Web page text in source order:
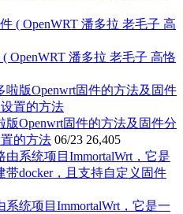
OpenWRT 潘多拉 老毛子 高恪
版Openwrt固件的方法及固件分
的方法 06/23 26,405
系统项目ImmortalWrt，它是一